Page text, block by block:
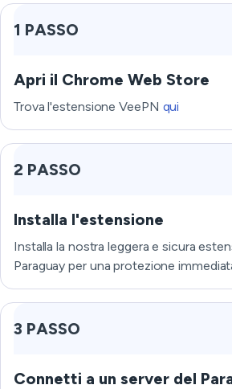
1 PASSO
Apri il Chrome Web Store
Trova l'estensione VeePN qui
2 PASSO
Installa l'estensione
Installa la nostra leggera e sicura
Paraguay per una protezione
3 PASSO
Connetti a un server del